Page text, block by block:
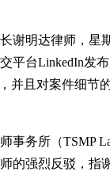
谢明达律师，星
平台LinkedIn发
并且对案件细节
事务所（TSMP
的强烈反驳，指